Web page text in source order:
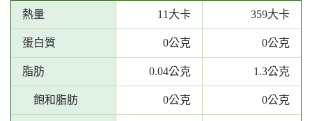
熱量 11大卡 359大卡
蛋白質 0公克 0公克
脂肪 0.04公克 1.3公克
飽和脂肪 0公克 0公克